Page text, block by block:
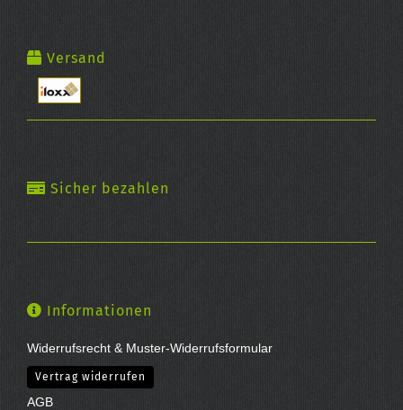
Versand
Sicher bezahlen
Informationen
Widerrufsrecht & Muster-Widerrufsformular
Vertrag widerrufen
AGB